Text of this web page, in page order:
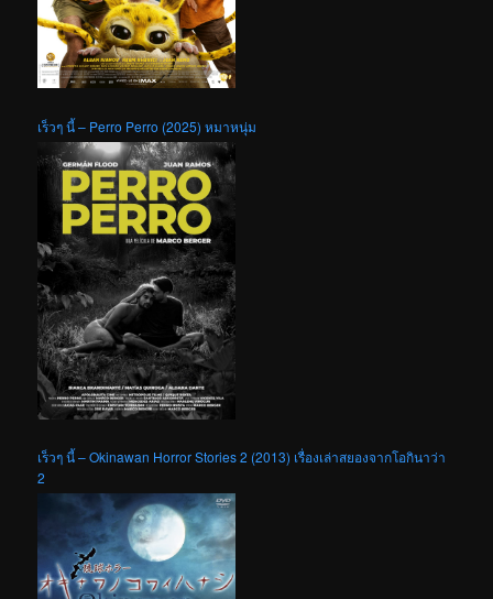
เร็วๆ นี้ – Perro Perro (2025) หมาหนุ่ม
เร็วๆ นี้ – Okinawan Horror Stories 2 (2013) เรื่องเล่าสยองจากโอกินาว่า
2